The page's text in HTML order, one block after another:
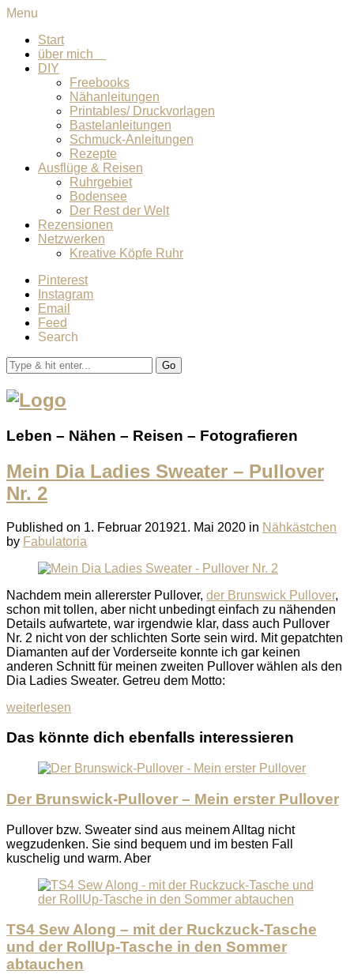
Menu
Start
über mich
DIY
Freebooks
Nähanleitungen
Printables/ Druckvorlagen
Bastelanleitungen
Schmuck-Anleitungen
Rezepte
Ausflüge & Reisen
Ruhrgebiet
Bodensee
Der Rest der Welt
Rezensionen
Netzwerken
Kreative Köpfe Ruhr
Pinterest
Instagram
Email
Feed
Search
Go
Leben – Nähen – Reisen – Fotografieren
Mein Dia Ladies Sweater – Pullover
Nr. 2
Published on 1. Februar 201921. Mai 2020 in Nähkästchen
by Fabulatoria
Nachdem mein allererster Pullover, der Brunswick Pullover,
schon mit tollen, aber nicht unbedingt einfach zu nähenden
Details aufwartete, war irgendwie klar, dass auch Pullover
Nr. 2 nicht von der schlichten Sorte sein wird. Mit gepatchten
Diamanten auf der Vorderseite konnte ich gar keinen
anderen Schnitt für meinen zweiten Pullover wählen als den
Dia Ladies Sweater. Getreu dem Motto:
weiterlesen
Das könnte dich ebenfalls interessieren
Der Brunswick-Pullover – Mein erster Pullover
Pullover bzw. Sweater sind aus meinem Alltag nicht
wegzudenken. Sie sind bequem und im besten Fall
kuschelig und warm. Aber
TS4 Sew Along – mit der Ruckzuck-Tasche
und der RollUp-Tasche in den Sommer
abtauchen